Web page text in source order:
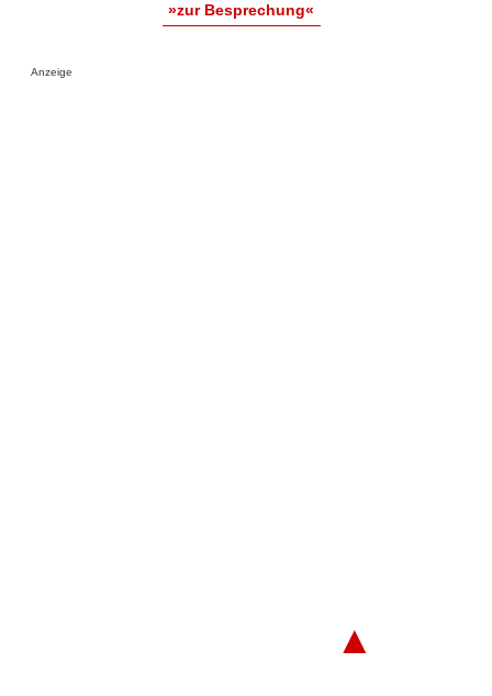
»zur Besprechung«
Anzeige
▲